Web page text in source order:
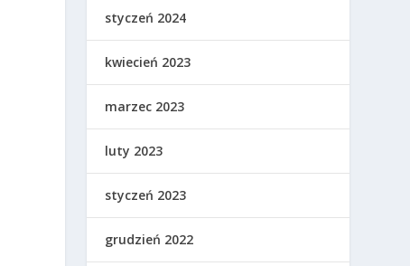
styczeń 2024
kwiecień 2023
marzec 2023
luty 2023
styczeń 2023
grudzień 2022